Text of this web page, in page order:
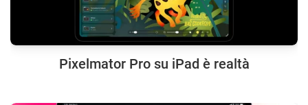
Pixelmator Pro su iPad è realtà